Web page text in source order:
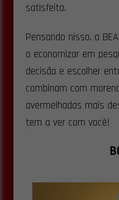
satisfeita.
Pensando nisso, a
a economizar em
decisão e escolher
combinam com
avermelhadas mais
tem a ver com você!